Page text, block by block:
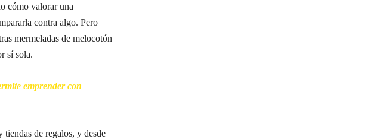
cómo valorar una
contra algo. Pero
mermeladas de melocotón
sí sola.
emprender con
tiendas de regalos, y desde